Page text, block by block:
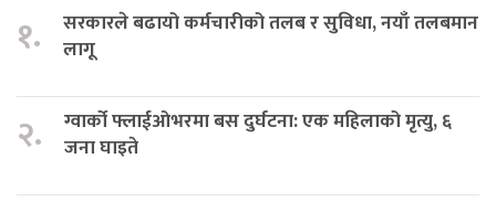
१.
सरकारले बढायो कर्मचारीको तलब र सुविधा, नयाँ तलबमान
लागू
२.
ग्वार्को फ्लाईओभरमा बस दुर्घटना: एक महिलाको मृत्यु, ६
जना घाइते